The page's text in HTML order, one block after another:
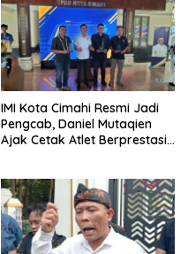
IMI Kota Cimahi Resmi Jadi
Pengcab, Daniel Mutaqien
Ajak Cetak Atlet Berprestasi